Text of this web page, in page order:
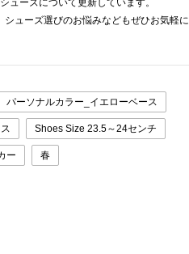
ューズについて更新しています。
ューズ選びのお悩みなどもぜひお気軽に
パーソナルカラー_イエローベース
Shoes Size 23.5～24センチ
ー 春